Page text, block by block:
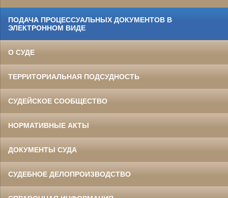
ПОДАЧА ПРОЦЕССУАЛЬНЫХ ДОКУМЕНТОВ В
ЭЛЕКТРОННОМ ВИДЕ
О СУДЕ
ТЕРРИТОРИАЛЬНАЯ ПОДСУДНОСТЬ
СУДЕЙСКОЕ СООБЩЕСТВО
НОРМАТИВНЫЕ АКТЫ
ДОКУМЕНТЫ СУДА
СУДЕБНОЕ ДЕЛОПРОИЗВОДСТВО